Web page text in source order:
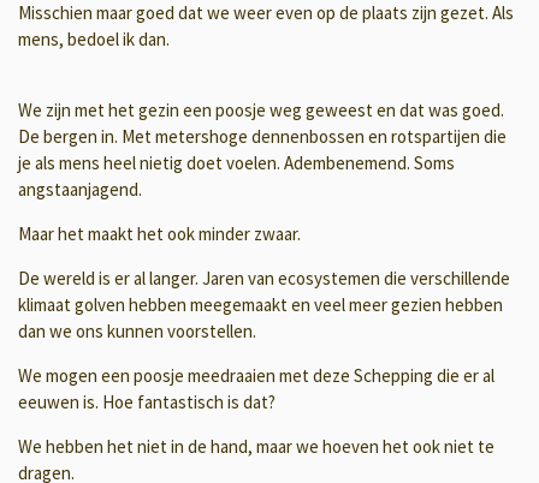
Misschien maar goed dat we weer even op de plaats zijn gezet. Als
mens, bedoel ik dan.
We zijn met het gezin een poosje weg geweest en dat was goed.
De bergen in. Met metershoge dennenbossen en rotspartijen die
je als mens heel nietig doet voelen. Adembenemend. Soms
angstaanjagend.
Maar het maakt het ook minder zwaar.
De wereld is er al langer. Jaren van ecosystemen die verschillende
klimaat golven hebben meegemaakt en veel meer gezien hebben
dan we ons kunnen voorstellen.
We mogen een poosje meedraaien met deze Schepping die er al
eeuwen is. Hoe fantastisch is dat?
We hebben het niet in de hand, maar we hoeven het ook niet te
dragen.